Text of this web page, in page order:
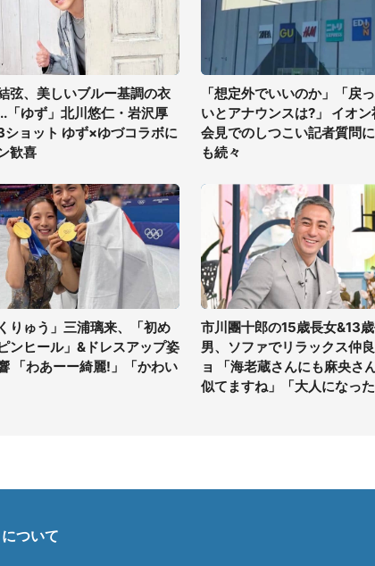
弦、美しいブルー基調の衣
「ゆず」北川悠仁・岩沢厚
ショット ゆず×ゆづコラボに
歓喜
「想定外でいいのか」「戻
いとアナウンスは?」 イオン
会見でのしつこい記者質問
も続々
くりゅう」三浦璃来、「初め
ンヒール」&ドレスアップ姿
「わあーー綺麗!」「かわい
市川團十郎の15歳長女&13
男、ソファでリラックス仲
ョ 「海老蔵さんにも麻央さ
似てますね」「大人になった
ついて